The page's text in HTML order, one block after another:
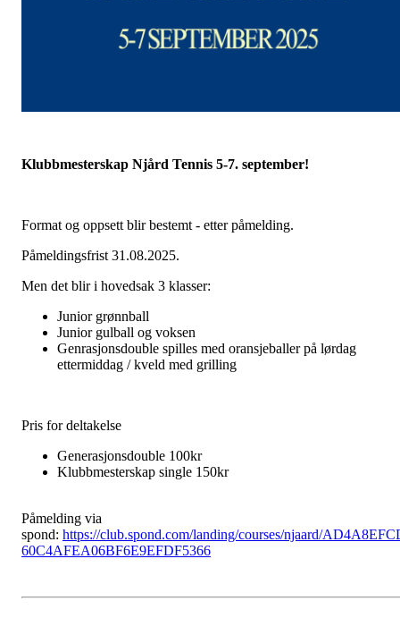
Klubbmesterskap Njård Tennis 5-7. september!
Format og oppsett blir bestemt - etter påmelding.
Påmeldingsfrist 31.08.2025.
Men det blir i hovedsak 3 klasser:
Junior grønnball
Junior gulball og voksen
Genrasjonsdouble spilles med oransjeballer på lørdag
ettermiddag / kveld med grilling
Pris for deltakelse
Generasjonsdouble 100kr
Klubbmesterskap single 150kr
Påmelding via
spond: https://club.spond.com/landing/courses/njaard/
60C4AFEA06BF6E9EFDF5366